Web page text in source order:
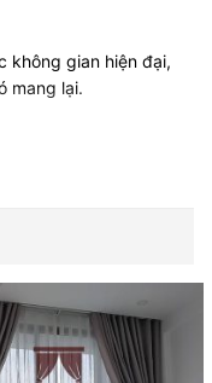
không gian hiện đại,
mang lại.